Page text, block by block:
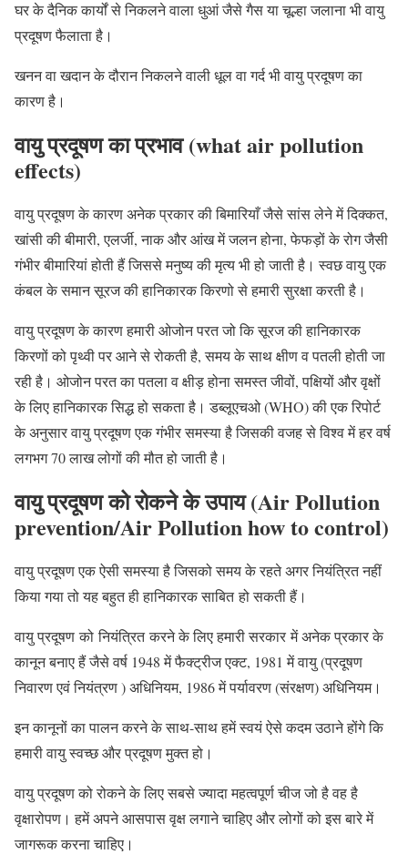
घर के दैनिक कार्यों से निकलने वाला धुआं जैसे गैस या चूल्हा जलाना भी वायु
प्रदूषण फैलाता है।
खनन वा खदान के दौरान निकलने वाली धूल वा गर्द भी वायु प्रदूषण का
कारण है।
वायु प्रदूषण का प्रभाव (what air pollution
effects)
वायु प्रदूषण के कारण अनेक प्रकार की बिमारियाँ जैसे सांस लेने में दिक्कत,
खांसी की बीमारी, एलर्जी, नाक और आंख में जलन होना, फेफड़ों के रोग जैसी
गंभीर बीमारियां होती हैं जिससे मनुष्य की मृत्य भी हो जाती है। स्वछ वायु एक
कंबल के समान सूरज की हानिकारक किरणो से हमारी सुरक्षा करती है।
वायु प्रदूषण के कारण हमारी ओजोन परत जो कि सूरज की हानिकारक
किरणों को पृथ्वी पर आने से रोकती है, समय के साथ क्षीण व पतली होती जा
रही है। ओजोन परत का पतला व क्षीड़ होना समस्त जीवों, पक्षियों और वृक्षों
के लिए हानिकारक सिद्ध हो सकता है। डब्लूएचओ (WHO) की एक रिपोर्ट
के अनुसार वायु प्रदूषण एक गंभीर समस्या है जिसकी वजह से विश्व में हर वर्ष
लगभग 70 लाख लोगों की मौत हो जाती है।
वायु प्रदूषण को रोकने के उपाय (Air Pollution
prevention/Air Pollution how to control)
वायु प्रदूषण एक ऐसी समस्या है जिसको समय के रहते अगर नियंत्रित नहीं
किया गया तो यह बहुत ही हानिकारक साबित हो सकती हैं।
वायु प्रदूषण को नियंत्रित करने के लिए हमारी सरकार में अनेक प्रकार के
कानून बनाए हैं जैसे वर्ष 1948 में फैक्ट्रीज एक्ट, 1981 में वायु (प्रदूषण
निवारण एवं नियंत्रण ) अधिनियम, 1986 में पर्यावरण (संरक्षण) अधिनियम।
इन कानूनों का पालन करने के साथ-साथ हमें स्वयं ऐसे कदम उठाने होंगे कि
हमारी वायु स्वच्छ और प्रदूषण मुक्त हो।
वायु प्रदूषण को रोकने के लिए सबसे ज्यादा महत्वपूर्ण चीज जो है वह है
वृक्षारोपण। हमें अपने आसपास वृक्ष लगाने चाहिए और लोगों को इस बारे में
जागरूक करना चाहिए।